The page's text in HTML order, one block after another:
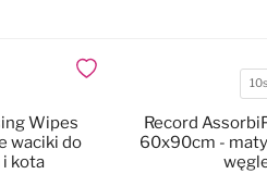
Wipes
waciki do
i kota
Dodaj do ulubionych
Ilość
Record
60x90cm -